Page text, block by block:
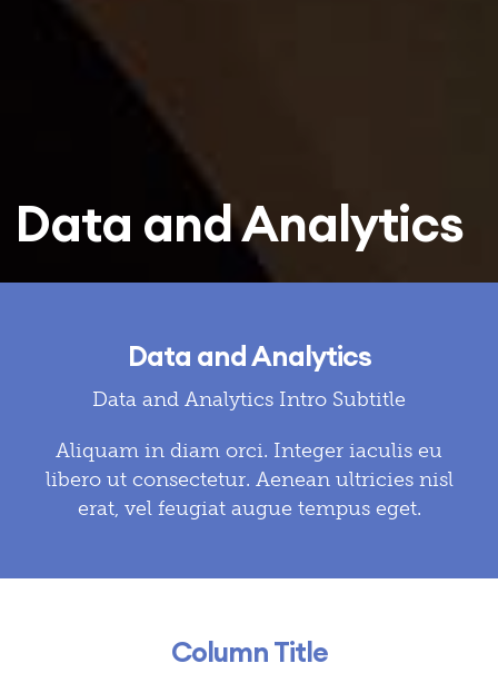
Data and Analytics
Data and Analytics
Data and Analytics Intro Subtitle
Aliquam in diam orci. Integer iaculis eu
libero ut consectetur. Aenean ultricies nisl
erat, vel feugiat augue tempus eget.
Column Title